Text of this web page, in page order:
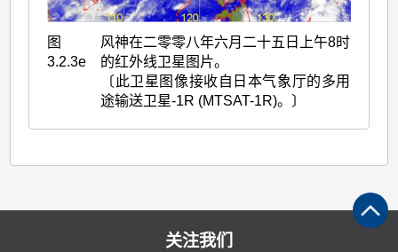
图
3.2.3e
风神在二零零八年六月二十五日上午8时
的红外线卫星图片。
〔此卫星图像接收自日本气象厅的多用
途输送卫星-1R (MTSAT-1R)。〕
关注我们